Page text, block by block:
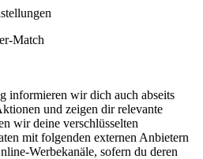
Match
informieren wir dich auch abseits
und zeigen dir relevante
wir deine verschlüsselten
mit folgenden externen Anbietern
Werbekanäle, sofern du deren